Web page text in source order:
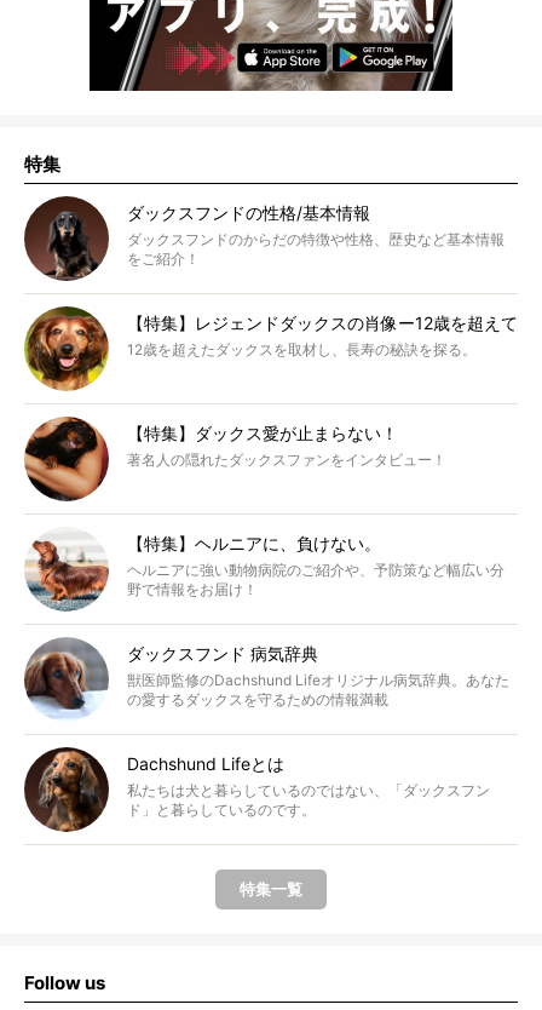
特集
ダックスフンドの性格/基本情報
ダックスフンドのからだの特徴や性格、歴史など基本情報
をご紹介！
【特集】レジェンドダックスの肖像ー12歳を超えて
12歳を超えたダックスを取材し、長寿の秘訣を探る。
【特集】ダックス愛が止まらない！
著名人の隠れたダックスファンをインタビュー！
【特集】ヘルニアに、負けない。
ヘルニアに強い動物病院のご紹介や、予防策など幅広い分
野で情報をお届け！
ダックスフンド 病気辞典
獣医師監修のDachshund Lifeオリジナル病気辞典。あなた
の愛するダックスを守るための情報満載
Dachshund Lifeとは
私たちは犬と暮らしているのではない、「ダックスフン
ド」と暮らしているのです。
特集一覧
Follow us